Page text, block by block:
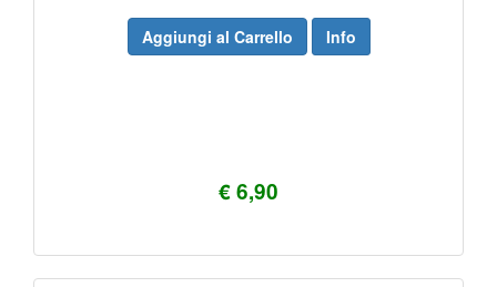
€ 6,90
Aggiungi al Carrello Info